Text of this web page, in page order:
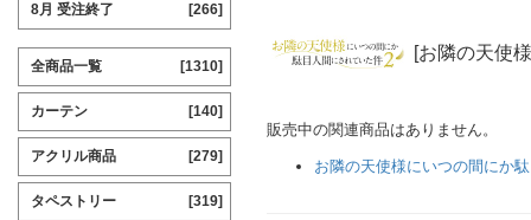
[お隣の天使
販売中の関連商品はありません。
お隣の天使様にいつの間にか
8月 受注終了 [266]
全商品一覧 [1310]
カーテン [140]
アクリル商品 [279]
タペストリー [319]